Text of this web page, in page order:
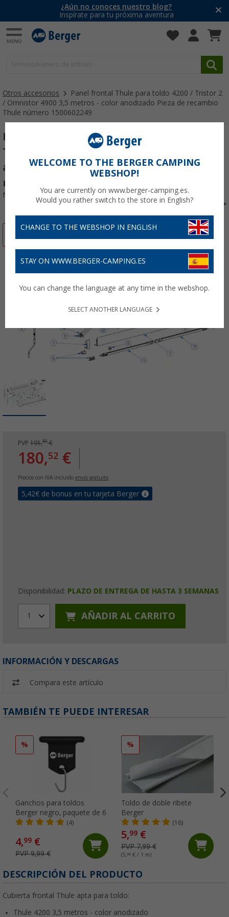
¿Aún no conoces nuestro blog?
Inspírate para tu próxima aventura
Otros accesorios
Panel frontal Thule para toldo 4200 / Tristor 2
/ Omnistor 4900 3,5 metros - color anodizado Pieza de recambio
Thule número 1500602249
Panel frontal Thule para toldo 4200 /
Tristor 2 / Omnistor 4900 3,5 metros - color
anodizado Pieza de recambio Thule
número 1500602249
Nº de artículo 642613
PVP 191,59€
180,52 €
Precios con IVA incluido envío gratuito
5,42€ de bonus en tu tarjeta Berger
Disponibilidad: PLAZO DE ENTREGA DE HASTA 3 SEMANAS
1 AÑADIR AL CARRITO
INFORMACIÓN Y DESCARGAS
Compara este artículo
TAMBIÉN TE PUEDE INTERESAR
%
Ganchos para toldos
Berger negro, paquete de 6
(4)
4,99 €
PVP 9,99 €
%
Toldo de doble ribete
Berger
(16)
5,99€
PVP 7,99 €
(5,99€ / 1 m)
DESCRIPCIÓN DEL PRODUCTO
Cubierta frontal Thule apta para toldo:
Thule 4200 3,5 metros - color anodizado
WELCOME TO THE BERGER CAMPING
WEBSHOP!
You are currently on www.berger-camping.es.
Would you rather switch to the store in English?
CHANGE TO THE WEBSHOP IN ENGLISH
STAY ON WWW.BERGER-CAMPING.ES
You can change the language at any time in the webshop.
SELECT ANOTHER LANGUAGE